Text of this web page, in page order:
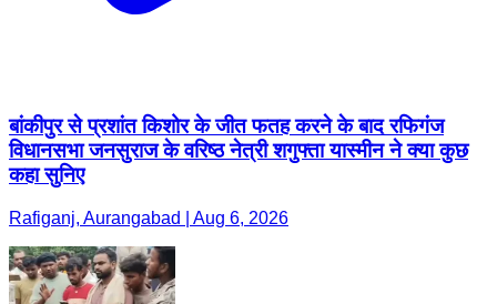
बांकीपुर से प्रशांत किशोर के जीत फतह करने के बाद रफिगंज
विधानसभा जनसुराज के वरिष्ठ नेत्री शगुफ्ता यास्मीन ने क्या कुछ
कहा सुनिए
Rafiganj, Aurangabad | Aug 6, 2026